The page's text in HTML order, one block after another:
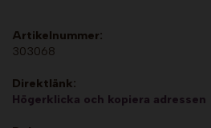
Artikelnummer:
303068
Direktlänk:
Högerklicka och kopiera adressen